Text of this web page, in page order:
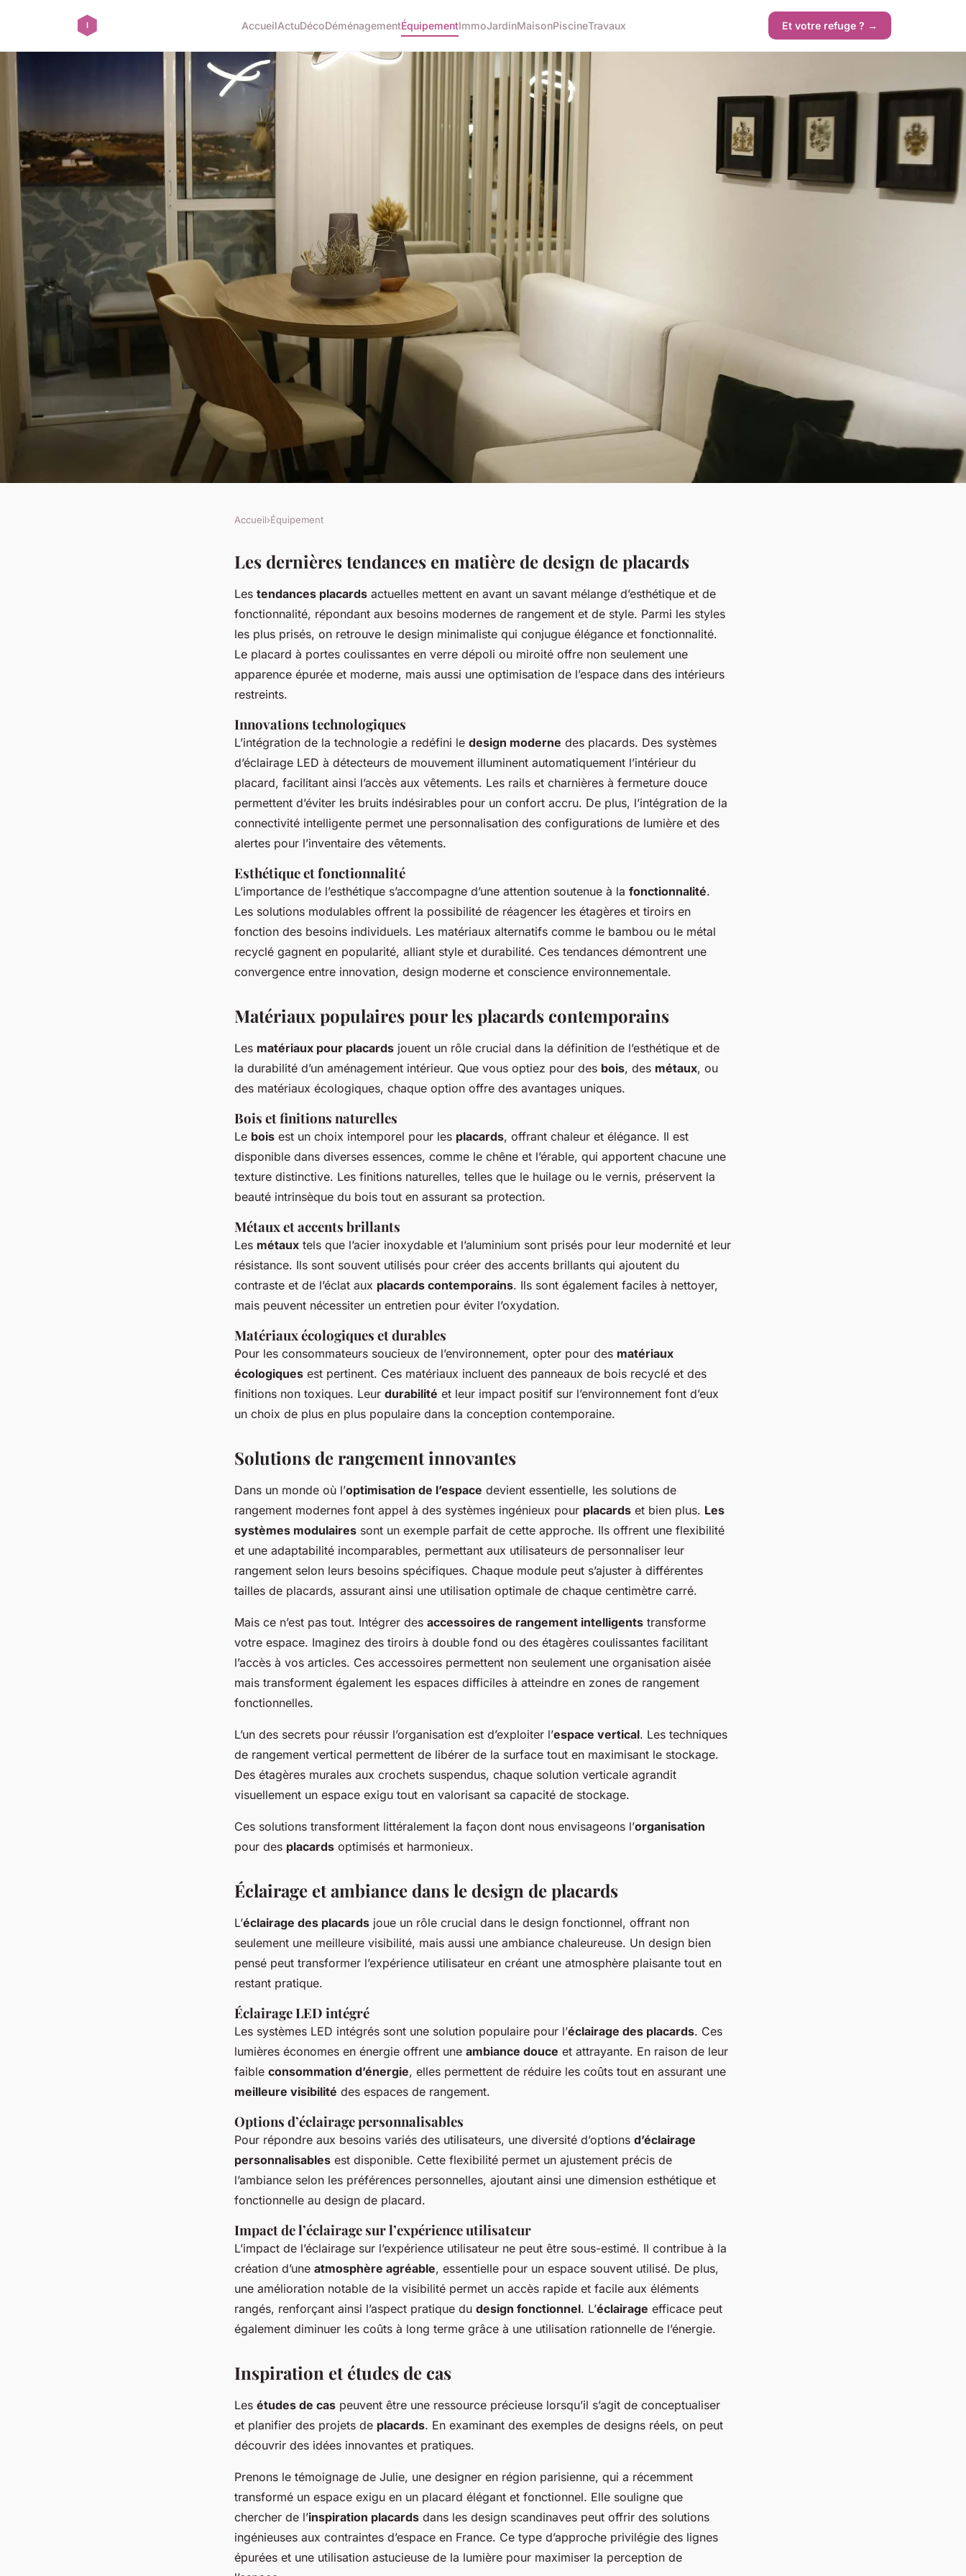
AccueilActuDécoDéménagementÉquipementImmoJardinMaisonPiscineTravaux Et votre refuge ? →
Les tendances actuelles en matière de
design de placards
6 min de lecture
Accueil›Équipement
Les dernières tendances en matière de design de placards
Les tendances placards actuelles mettent en avant un savant mélange d’esthétique et de
fonctionnalité, répondant aux besoins modernes de rangement et de style. Parmi les styles
les plus prisés, on retrouve le design minimaliste qui conjugue élégance et fonctionnalité.
Le placard à portes coulissantes en verre dépoli ou miroité offre non seulement une
apparence épurée et moderne, mais aussi une optimisation de l’espace dans des intérieurs
restreints.
Innovations technologiques
L’intégration de la technologie a redéfini le design moderne des placards. Des systèmes
d’éclairage LED à détecteurs de mouvement illuminent automatiquement l’intérieur du
placard, facilitant ainsi l’accès aux vêtements. Les rails et charnières à fermeture douce
permettent d’éviter les bruits indésirables pour un confort accru. De plus, l’intégration de la
connectivité intelligente permet une personnalisation des configurations de lumière et des
alertes pour l’inventaire des vêtements.
Esthétique et fonctionnalité
L’importance de l’esthétique s’accompagne d’une attention soutenue à la fonctionnalité.
Les solutions modulables offrent la possibilité de réagencer les étagères et tiroirs en
fonction des besoins individuels. Les matériaux alternatifs comme le bambou ou le métal
recyclé gagnent en popularité, alliant style et durabilité. Ces tendances démontrent une
convergence entre innovation, design moderne et conscience environnementale.
Matériaux populaires pour les placards contemporains
Les matériaux pour placards jouent un rôle crucial dans la définition de l’esthétique et de
la durabilité d’un aménagement intérieur. Que vous optiez pour des bois, des métaux, ou
des matériaux écologiques, chaque option offre des avantages uniques.
Bois et finitions naturelles
Le bois est un choix intemporel pour les placards, offrant chaleur et élégance. Il est
disponible dans diverses essences, comme le chêne et l’érable, qui apportent chacune une
texture distinctive. Les finitions naturelles, telles que le huilage ou le vernis, préservent la
beauté intrinsèque du bois tout en assurant sa protection.
Métaux et accents brillants
Les métaux tels que l’acier inoxydable et l’aluminium sont prisés pour leur modernité et leur
résistance. Ils sont souvent utilisés pour créer des accents brillants qui ajoutent du
contraste et de l’éclat aux placards contemporains. Ils sont également faciles à nettoyer,
mais peuvent nécessiter un entretien pour éviter l’oxydation.
Matériaux écologiques et durables
Pour les consommateurs soucieux de l’environnement, opter pour des matériaux
écologiques est pertinent. Ces matériaux incluent des panneaux de bois recyclé et des
finitions non toxiques. Leur durabilité et leur impact positif sur l’environnement font d’eux
un choix de plus en plus populaire dans la conception contemporaine.
Solutions de rangement innovantes
Dans un monde où l’optimisation de l’espace devient essentielle, les solutions de
rangement modernes font appel à des systèmes ingénieux pour placards et bien plus. Les
systèmes modulaires sont un exemple parfait de cette approche. Ils offrent une flexibilité
et une adaptabilité incomparables, permettant aux utilisateurs de personnaliser leur
rangement selon leurs besoins spécifiques. Chaque module peut s’ajuster à différentes
tailles de placards, assurant ainsi une utilisation optimale de chaque centimètre carré.
Mais ce n’est pas tout. Intégrer des accessoires de rangement intelligents transforme
votre espace. Imaginez des tiroirs à double fond ou des étagères coulissantes facilitant
l’accès à vos articles. Ces accessoires permettent non seulement une organisation aisée
mais transforment également les espaces difficiles à atteindre en zones de rangement
fonctionnelles.
L’un des secrets pour réussir l’organisation est d’exploiter l’espace vertical. Les techniques
de rangement vertical permettent de libérer de la surface tout en maximisant le stockage.
Des étagères murales aux crochets suspendus, chaque solution verticale agrandit
visuellement un espace exigu tout en valorisant sa capacité de stockage.
Ces solutions transforment littéralement la façon dont nous envisageons l’organisation
pour des placards optimisés et harmonieux.
Éclairage et ambiance dans le design de placards
L’éclairage des placards joue un rôle crucial dans le design fonctionnel, offrant non
seulement une meilleure visibilité, mais aussi une ambiance chaleureuse. Un design bien
pensé peut transformer l’expérience utilisateur en créant une atmosphère plaisante tout en
restant pratique.
Éclairage LED intégré
Les systèmes LED intégrés sont une solution populaire pour l’éclairage des placards. Ces
lumières économes en énergie offrent une ambiance douce et attrayante. En raison de leur
faible consommation d’énergie, elles permettent de réduire les coûts tout en assurant une
meilleure visibilité des espaces de rangement.
Options d’éclairage personnalisables
Pour répondre aux besoins variés des utilisateurs, une diversité d’options d’éclairage
personnalisables est disponible. Cette flexibilité permet un ajustement précis de
l’ambiance selon les préférences personnelles, ajoutant ainsi une dimension esthétique et
fonctionnelle au design de placard.
Impact de l’éclairage sur l’expérience utilisateur
L’impact de l’éclairage sur l’expérience utilisateur ne peut être sous-estimé. Il contribue à la
création d’une atmosphère agréable, essentielle pour un espace souvent utilisé. De plus,
une amélioration notable de la visibilité permet un accès rapide et facile aux éléments
rangés, renforçant ainsi l’aspect pratique du design fonctionnel. L’éclairage efficace peut
également diminuer les coûts à long terme grâce à une utilisation rationnelle de l’énergie.
Inspiration et études de cas
Les études de cas peuvent être une ressource précieuse lorsqu’il s’agit de conceptualiser
et planifier des projets de placards. En examinant des exemples de designs réels, on peut
découvrir des idées innovantes et pratiques.
Prenons le témoignage de Julie, une designer en région parisienne, qui a récemment
transformé un espace exigu en un placard élégant et fonctionnel. Elle souligne que
chercher de l’inspiration placards dans les design scandinaves peut offrir des solutions
ingénieuses aux contraintes d’espace en France. Ce type d’approche privilégie des lignes
épurées et une utilisation astucieuse de la lumière pour maximiser la perception de